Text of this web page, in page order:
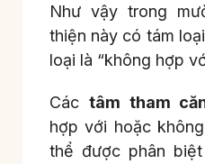
Như vậy trong
thiện này có tám
loại là “không hợp
Các tâm tham
hợp với hoặc
thể được phân